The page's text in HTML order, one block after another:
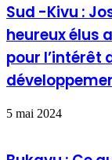
Sud -Kivu :
heureux élus
pour l’intérêt
5 mai 2024